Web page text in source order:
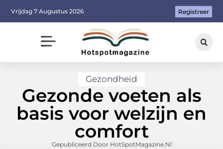
Vrijdag 7 Augustus 2026 Registreer
Gezondheid
Gezonde voeten als
basis voor welzijn en
comfort
Gepubliceerd Door HotSpotMagazine.nl